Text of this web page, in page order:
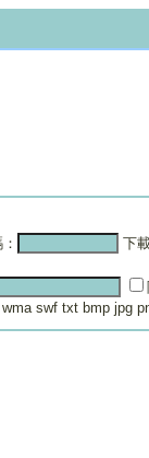
下
swf txt bmp jpg